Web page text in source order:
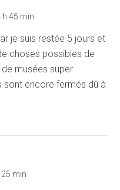
h 45 min
je suis restée 5 jours et
choses possibles de
musées super
sont encore fermés dû à
min